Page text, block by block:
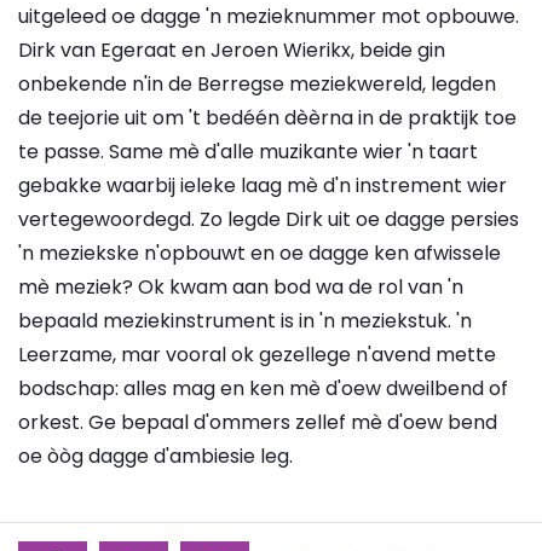
uitgeleed oe dagge 'n mezieknummer mot opbouwe.
Dirk van Egeraat en Jeroen Wierikx, beide gin
onbekende n'in de Berregse meziekwereld, legden
de teejorie uit om 't bedéén dèèrna in de praktijk toe
te passe. Same mè d'alle muzikante wier 'n taart
gebakke waarbij ieleke laag mè d'n instrement wier
vertegewoordegd. Zo legde Dirk uit oe dagge persies
'n meziekske n'opbouwt en oe dagge ken afwissele
mè meziek? Ok kwam aan bod wa de rol van 'n
bepaald meziekinstrument is in 'n meziekstuk. 'n
Leerzame, mar vooral ok gezellege n'avend mette
bodschap: alles mag en ken mè d'oew dweilbend of
orkest. Ge bepaal d'ommers zellef mè d'oew bend
oe òòg dagge d'ambiesie leg.